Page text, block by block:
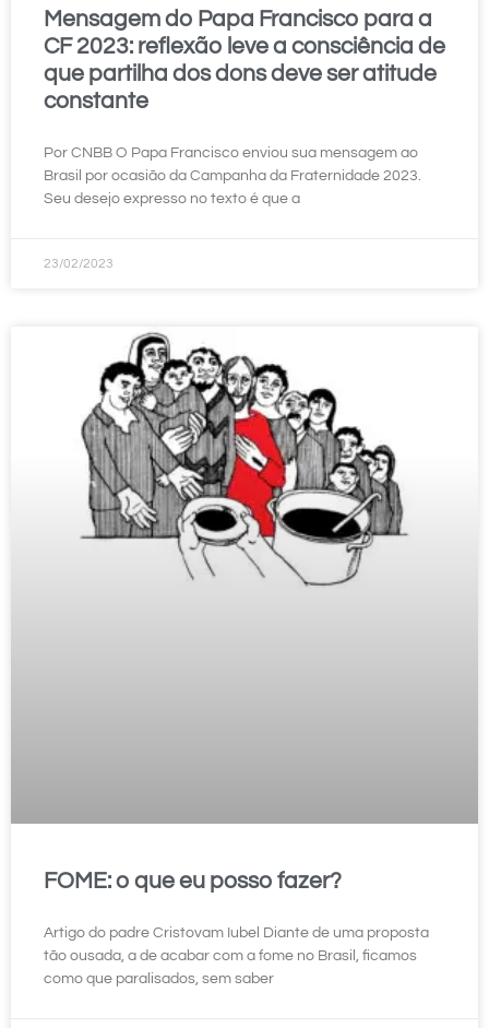
Mensagem do Papa Francisco para a
CF 2023: reflexão leve a consciência de
que partilha dos dons deve ser atitude
constante
Por CNBB O Papa Francisco enviou sua mensagem ao
Brasil por ocasião da Campanha da Fraternidade 2023.
Seu desejo expresso no texto é que a
23/02/2023
FOME: o que eu posso fazer?
Artigo do padre Cristovam Iubel Diante de uma proposta
tão ousada, a de acabar com a fome no Brasil, ficamos
como que paralisados, sem saber